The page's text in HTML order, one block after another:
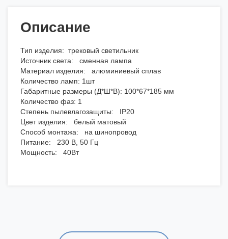
Описание
Тип изделия: трековый светильник
Источник света: сменная лампа
Материал изделия: алюминиевый сплав
Количество ламп: 1шт
Габаритные размеры (Д*Ш*В): 100*67*185 мм
Количество фаз: 1
Степень пылевлагозащиты: IP20
Цвет изделия: белый матовый
Способ монтажа: на шинопровод
Питание: 230 В, 50 Гц
Мощность: 40Вт